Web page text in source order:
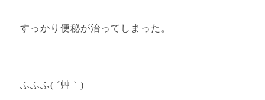
すっかり便秘が治ってしまった。
ふふふ( ´艸｀)